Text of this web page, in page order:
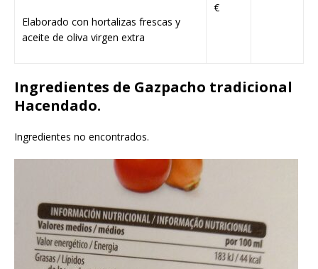
Elaborado con hortalizas frescas y
aceite de oliva virgen extra
€
Ingredientes de Gazpacho tradicional
Hacendado.
Ingredientes no encontrados.